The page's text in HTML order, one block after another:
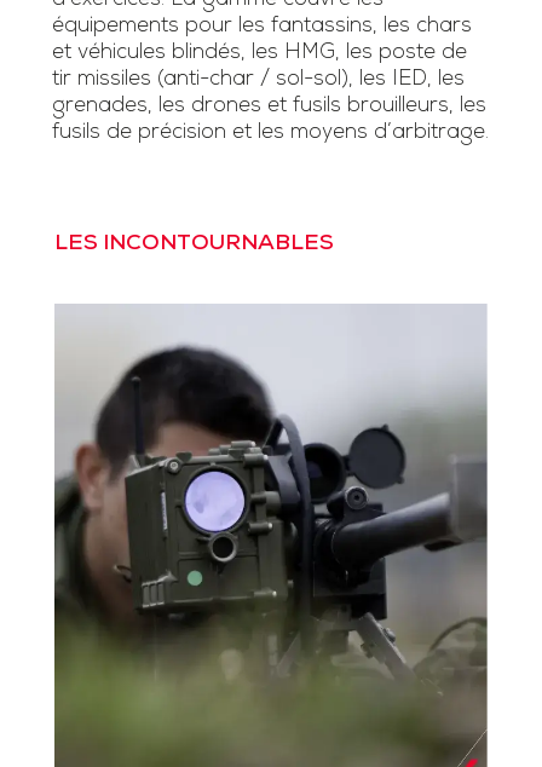
équipements pour les fantassins, les chars
et véhicules blindés, les HMG, les poste de
tir missiles (anti-char / sol-sol), les IED, les
grenades, les drones et fusils brouilleurs, les
fusils de précision et les moyens d’arbitrage.
LES INCONTOURNABLES